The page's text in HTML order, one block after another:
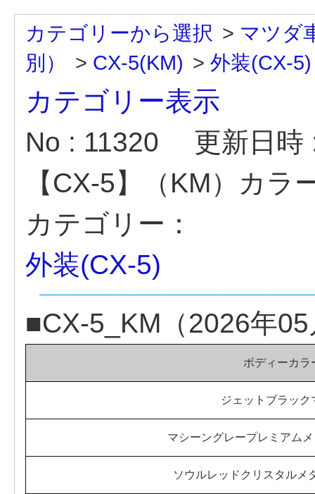
カテゴリーから選択 > マツダ
別）
> CX-5(KM) > 外装(CX-5)
カテゴリー表示
No : 11320
更新日時
【CX-5】（KM）カ
カテゴリー：
外装(CX-5)
■CX-5_KM（2026年
ボディーカラ
ジェットブラック
マシーングレープレミアム
ソウルレッドクリスタル